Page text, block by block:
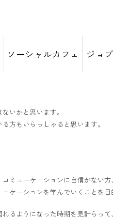
ソーシャルカフェ ジョ
ツールの一
いかと思います。
方もいらっしゃると思います。
ミュニケーションに自信がない
ケーションを学んでいくことを目
るようになった時期を見計らっ